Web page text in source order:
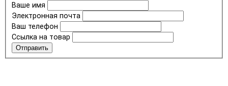
Ваше имя
Электронная почта
Ваш телефон
Ссылка на товар
Отправить